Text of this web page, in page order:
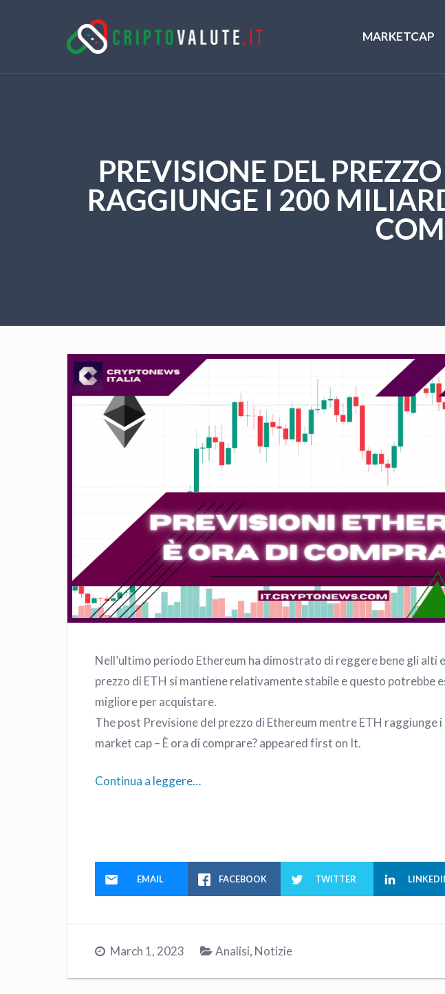
MARKETCAP
PREVISIONE DEL
RAGGIUNGE I 200
Nell’ultimo periodo Ethereum ha dimostrato di reggere bene gli alti
prezzo di ETH si mantiene relativamente stabile e questo potrebbe
migliore per acquistare.
The post Previsione del prezzo di Ethereum mentre ETH raggiunge
market cap – È ora di comprare? appeared first on It.
Continua a leggere…
EMAIL FACEBOOK TWITTER
March 1, 2023 Analisi, Notizie